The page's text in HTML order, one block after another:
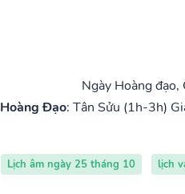
Ngày Hoàng
Hoàng Đạo: Tân Sửu (1h-3h)
Lịch âm ngày 25 tháng 10 lịch